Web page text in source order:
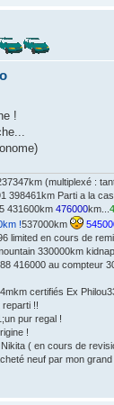
!
(multiplexé :
398461km Parti a la
431600km 476000km...
!537000km
limited en cours de
330000km
416000 au compteur
certifiés Ex
!!
pur regal !
!
( en cours de
neuf par mon